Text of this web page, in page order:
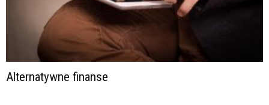
Alternatywne finanse